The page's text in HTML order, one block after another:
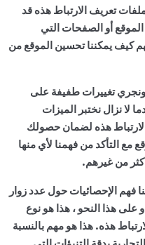
تعريف الارتباط هذه قد
أو الصفحات التي
كيف يمكننا تحسين الموقع من
ونجري تغييرات طفيفة على
لا نزال نختبر الميزات
هذه لضمان حصولك
مع التأكد من فهمنا لأي منها
من غيرهم.
فهم الإحصائيات حول عدد زوار
على هذا النحو ، هذا هو نوع
هذه. هذا هو مهم بالنسبة